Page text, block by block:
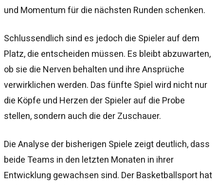
und Momentum für die nächsten Runden schenken.
Schlussendlich sind es jedoch die Spieler auf dem
Platz, die entscheiden müssen. Es bleibt abzuwarten,
ob sie die Nerven behalten und ihre Ansprüche
verwirklichen werden. Das fünfte Spiel wird nicht nur
die Köpfe und Herzen der Spieler auf die Probe
stellen, sondern auch die der Zuschauer.
Die Analyse der bisherigen Spiele zeigt deutlich, dass
beide Teams in den letzten Monaten in ihrer
Entwicklung gewachsen sind. Der Basketballsport hat